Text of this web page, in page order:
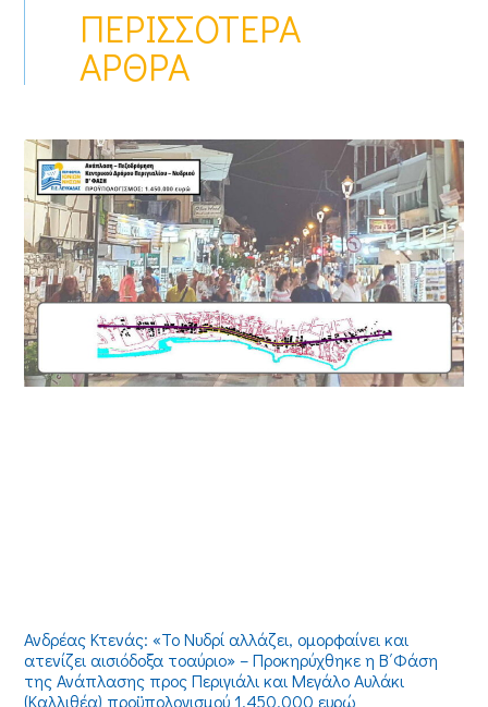
ΠΕΡΙΣΣΌΤΕΡΑ
ΆΡΘΡΑ
Ανδρέας Κτενάς: «Το Νυδρί αλλάζει, ομορφαίνει και
ατενίζει αισιόδοξα τοαύριο» – Προκηρύχθηκε η Β΄Φάση
της Ανάπλασης προς Περιγιάλι και Μεγάλο Αυλάκι
(Καλλιθέα) προϋπολογισμού 1.450.000 ευρώ